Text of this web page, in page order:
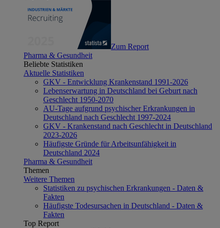
Zum Report
Pharma & Gesundheit
Beliebte Statistiken
Aktuelle Statistiken
GKV - Entwicklung Krankenstand 1991-2026
Lebenserwartung in Deutschland bei Geburt nach
Geschlecht 1950-2070
AU-Tage aufgrund psychischer Erkrankungen in
Deutschland nach Geschlecht 1997-2024
GKV - Krankenstand nach Geschlecht in Deutschland
2023-2026
Häufigste Gründe für Arbeitsunfähigkeit in
Deutschland 2024
Pharma & Gesundheit
Themen
Weitere Themen
Statistiken zu psychischen Erkrankungen - Daten &
Fakten
Häufigste Todesursachen in Deutschland - Daten &
Fakten
Top Report